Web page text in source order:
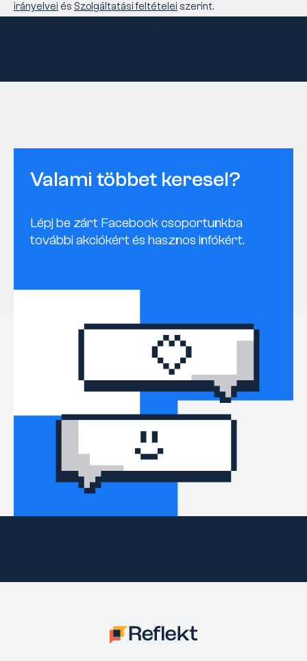
irányelvei és Szolgáltatási feltételei szerint.
Valami többet keresel?
Lépj be zárt Facebook csoportunkba
további akciókért és hasznos infókért.